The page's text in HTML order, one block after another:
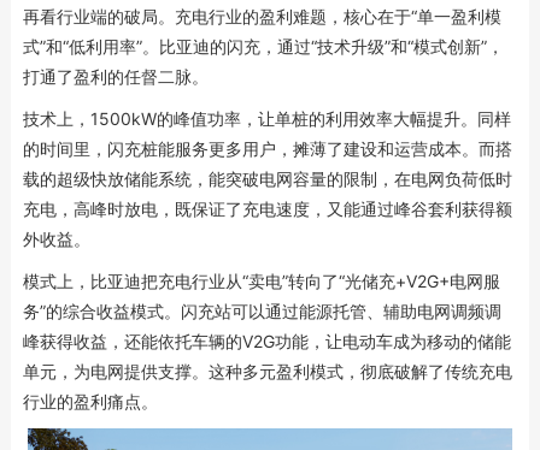
再看行业端的破局。充电行业的盈利难题，核心在于“单一盈利模
式”和“低利用率”。比亚迪的闪充，通过“技术升级”和“模式创新”，
打通了盈利的任督二脉。
技术上，1500kW的峰值功率，让单桩的利用效率大幅提升。同样
的时间里，闪充桩能服务更多用户，摊薄了建设和运营成本。而搭
载的超级快放储能系统，能突破电网容量的限制，在电网负荷低时
充电，高峰时放电，既保证了充电速度，又能通过峰谷套利获得额
外收益。
模式上，比亚迪把充电行业从“卖电”转向了“光储充+V2G+电网服
务”的综合收益模式。闪充站可以通过能源托管、辅助电网调频调
峰获得收益，还能依托车辆的V2G功能，让电动车成为移动的储能
单元，为电网提供支撑。这种多元盈利模式，彻底破解了传统充电
行业的盈利痛点。